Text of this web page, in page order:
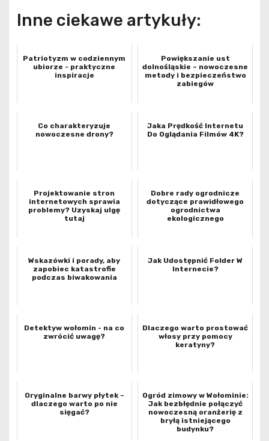
Inne ciekawe artykuły:
Patriotyzm w codziennym
ubiorze - praktyczne
inspiracje
Powiększanie ust
dolnośląskie – nowoczesne
metody i bezpieczeństwo
zabiegów
Co charakteryzuje
nowoczesne drony?
Jaka Prędkość Internetu
Do Oglądania Filmów 4K?
Projektowanie stron
internetowych sprawia
problemy? Uzyskaj ulgę
tutaj
Dobre rady ogrodnicze
dotyczące prawidłowego
ogrodnictwa
ekologicznego
Wskazówki i porady, aby
zapobiec katastrofie
podczas biwakowania
Jak Udostępnić Folder W
Internecie?
Detektyw wołomin - na co
zwrócić uwagę?
Dlaczego warto prostować
włosy przy pomocy
keratyny?
Oryginalne barwy płytek –
dlaczego warto po nie
sięgać?
Ogród zimowy w Wołominie:
Jak bezbłędnie połączyć
nowoczesną oranżerię z
bryłą istniejącego
budynku?